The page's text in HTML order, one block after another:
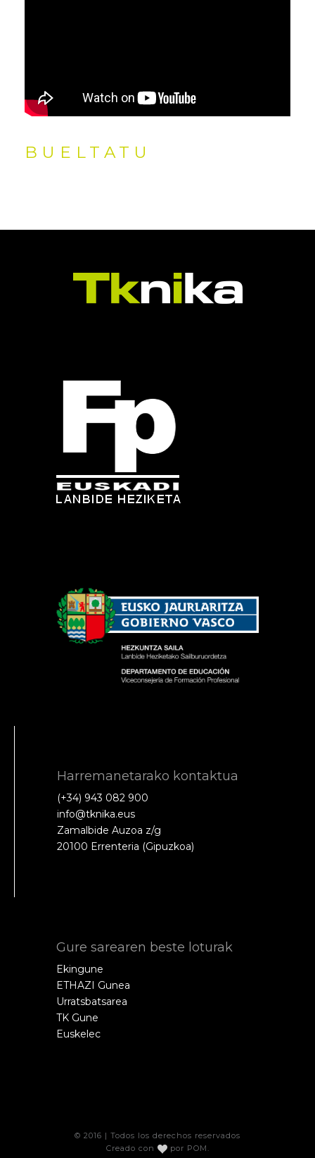
BUELTATU
Harremanetarako kontaktua
(+34) 943 082 900
info@tknika.eus
Zamalbide Auzoa z/g
20100 Errenteria (Gipuzkoa)
Gure sarearen beste loturak
Ekingune
ETHAZI Gunea
Urratsbatsarea
TK Gune
Euskelec
© 2016 | Todos los derechos reservados
Creado con
por POM .